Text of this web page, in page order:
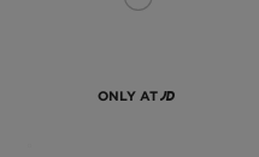
ONLY AT